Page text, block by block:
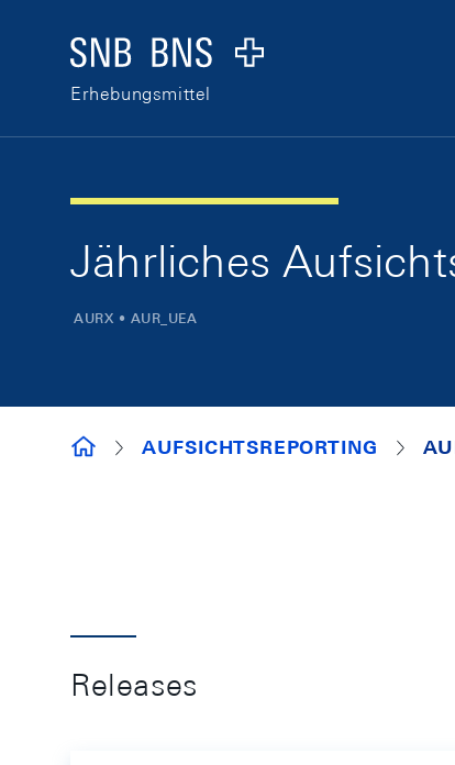
Logo
Erhebungsmittel
Jährliches
AURX • AUR_UEA
ERHEBUNGSMITTEL
AUFSICHTSREPORTING
Releases